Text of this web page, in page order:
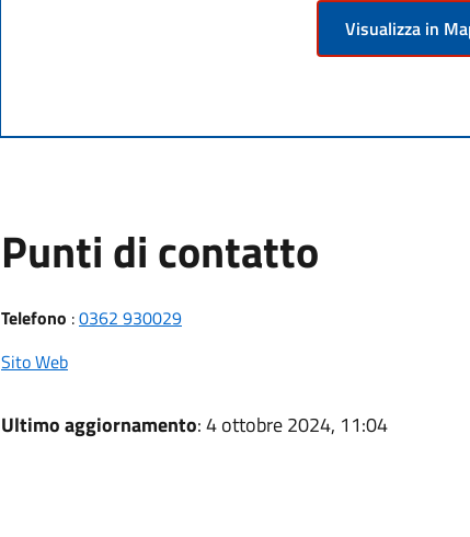
Visualizza in
Punti di contatto
Telefono :0362 930029
Sito Web
Ultimo aggiornamento: 4 ottobre 2024, 11:04